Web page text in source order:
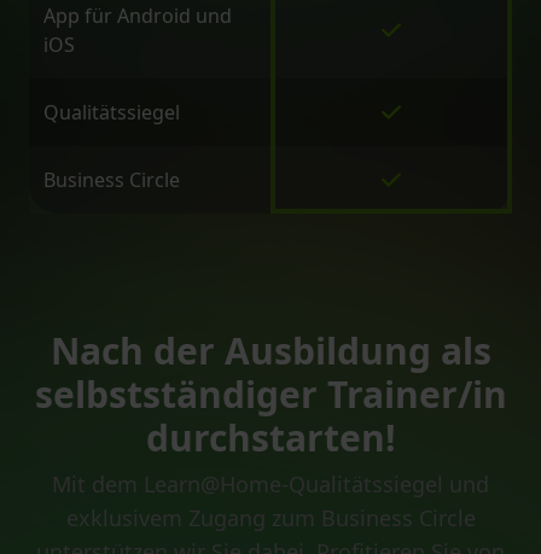
App für Android und
iOS
Qualitätssiegel
Business Circle
Nach der Ausbildung als
selbstständiger Trainer/in
durchstarten!
Mit dem Learn@Home-Qualitätssiegel und
exklusivem Zugang zum Business Circle